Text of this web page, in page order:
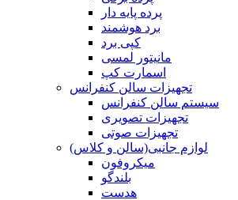
پرده پایه دار
برد هوشمند
کپی برد
مانیتور لمسی
اسمارت کپ
تجهیزات سالن کنفرانس
سیستم سالن کنفرانس
تجهیزات تصویری
تجهیزات صوتی
لوازم جانبی(سالن و کلاس)
میکروفون
بلندگو
هدست